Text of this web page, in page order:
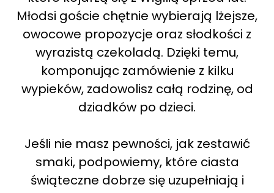
Młodsi goście chętnie wybierają lżejsze,
owocowe propozycje oraz słodkości z
wyrazistą czekoladą. Dzięki temu,
komponując zamówienie z kilku
wypieków, zadowolisz całą rodzinę, od
dziadków po dzieci.
Jeśli nie masz pewności, jak zestawić
smaki, podpowiemy, które ciasta
świąteczne dobrze się uzupełniają i